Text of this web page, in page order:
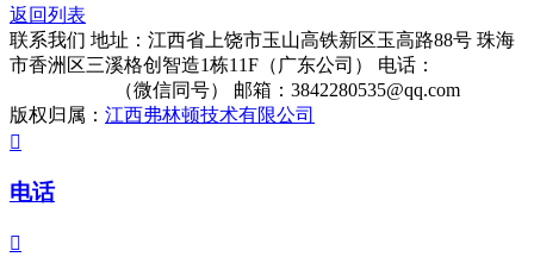
返回列表
联系我们 地址：江西省上饶市玉山高铁新区玉高路88号 珠海
市香洲区三溪格创智造1栋11F（广东公司）
电话：
（微信同号）
邮箱：3842280535@qq.com
版权归属： 江西弗林顿技术有限公司

电话
